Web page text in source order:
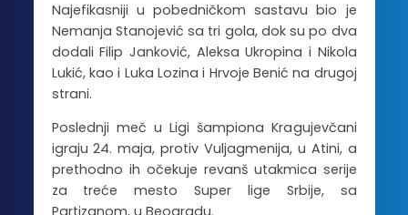
Najefikasniji u pobedničkom sastavu bio je
Nemanja Stanojević sa tri gola, dok su po dva
dodali Filip Janković, Aleksa Ukropina i Nikola
Lukić, kao i Luka Lozina i Hrvoje Benić na drugoj
strani.
Poslednji meč u Ligi šampiona Kragujevčani
igraju 24. maja, protiv Vuljagmenija, u Atini, a
prethodno ih očekuje revanš utakmica serije
za treće mesto Super lige Srbije, sa
Partizanom, u Beogradu.